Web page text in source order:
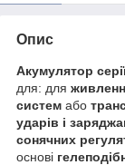
Опис
Акумулятор
для: для
систем або
ударів і
сонячних
основі